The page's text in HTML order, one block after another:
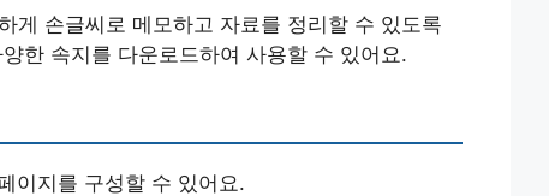
게 손글씨로 메모하고 자료를 정리할 수 있도록
한 속지를 다운로드하여 사용할 수 있어요.
이지를 구성할 수 있어요.